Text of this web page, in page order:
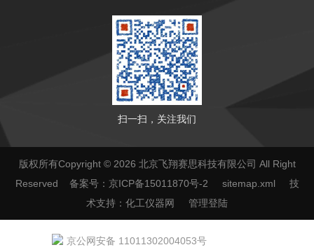
扫一扫，关注我们
版权所有Copyright © 2026 北京飞翔赛思科技有限公司 All Right
Reserved 备案号：京ICP备15011870号-2 sitemap.xml 技
术支持： 化工仪器网 管理登陆
京公网安备 11011302004053号